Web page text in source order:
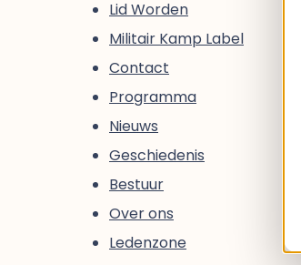
Lid Worden
Militair Kamp Label
Contact
Programma
Nieuws
Geschiedenis
Bestuur
Over ons
Ledenzone